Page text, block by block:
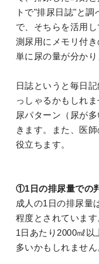
トで"排尿日誌"と
で、そちらを活用
測尿用にメモリ付
単に尿の量が分かり
日誌というと毎日
っしゃるかもしれ
尿パターン（尿が
きます。また、医
役立ちます。
①1日の排尿量での
成人の1日の排尿量
程度とされています
1日あたり2000㎖
多いかもしれません